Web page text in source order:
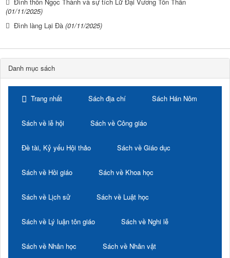
(01/11/2025)
Đình làng Lại Đà (01/11/2025)
Danh mục sách
Trang nhất Sách địa chí Sách Hán Nôm
Sách về lễ hội Sách về Công giáo
Đề tài, Kỷ yếu Hội thảo Sách về Giáo dục
Sách về Hồi giáo Sách về Khoa học
Sách về Lịch sử Sách về Luật học
Sách về Lý luận tôn giáo Sách về Nghi lễ
Sách về Nhân học Sách về Nhân vật